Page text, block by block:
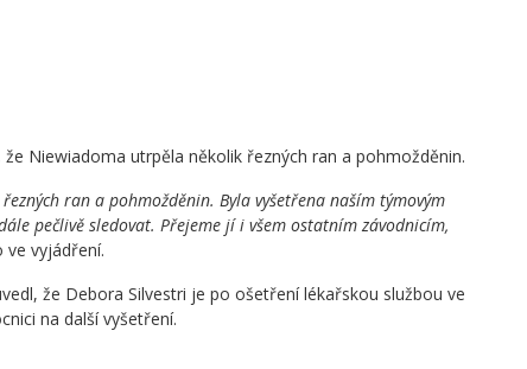
Niewiadoma utrpěla několik řezných ran a pohmožděnin.
ran a pohmožděnin. Byla vyšetřena naším týmovým
pečlivě sledovat. Přejeme jí i všem ostatním závodnicím,
vyjádření.
že Debora Silvestri je po ošetření lékařskou službou ve
na další vyšetření.